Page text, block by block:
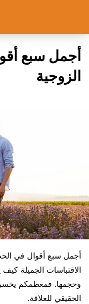
أجمل سبع
الزوجية
أجمل سبع أقوال في
الاقتباسات الجميلة
وحجمها. فمعظمكم
الحقيقي للعلاقة.